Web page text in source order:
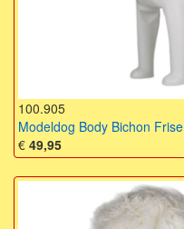
100.905
Modeldog Body Bichon Frise
€ 49,95